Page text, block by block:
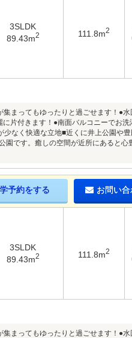
3SLDK
89.43m2 111.8m2
まってもゆったりと過ごせます！●水
片付きます！●南面バルコニーでお洗
なく快適な立地■近くに井上公園や豊
です。癒しの空間が近所にあると心
予約をする お問い
3SLDK
89.43m2 111.8m2
まってもゆったりと過ごせます！●水